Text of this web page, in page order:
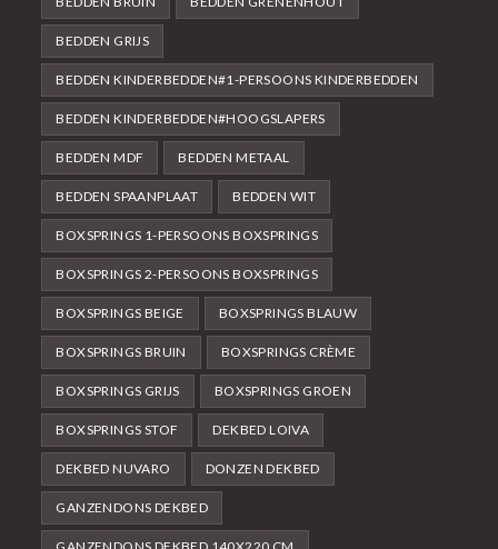
BEDDEN GRIJS
BEDDEN KINDERBEDDEN#1-PERSOONS KINDERBEDDEN
BEDDEN KINDERBEDDEN#HOOGSLAPERS
BEDDEN MDF BEDDEN METAAL
BEDDEN SPAANPLAAT BEDDEN WIT
BOXSPRINGS 1-PERSOONS BOXSPRINGS
BOXSPRINGS 2-PERSOONS BOXSPRINGS
BOXSPRINGS BEIGE BOXSPRINGS BLAUW
BOXSPRINGS BRUIN BOXSPRINGS CRÈME
BOXSPRINGS GRIJS BOXSPRINGS GROEN
BOXSPRINGS STOF DEKBED LOIVA
DEKBED NUVARO DONZEN DEKBED
GANZENDONS DEKBED